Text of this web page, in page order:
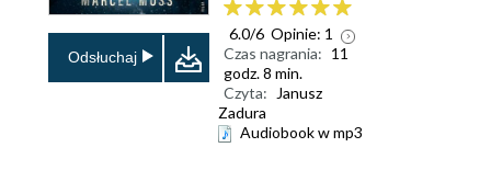
Odsłuchaj
6.0/6 Opinie: 1
Czas nagrania: 11
godz. 8 min.
Czyta:
Janusz
Zadura
Audiobook w mp3